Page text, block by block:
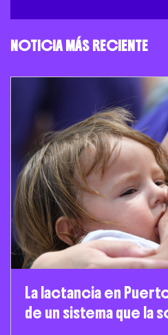
NOTICIA MÁS RECIENTE
La lactancia en
de un sistema que la